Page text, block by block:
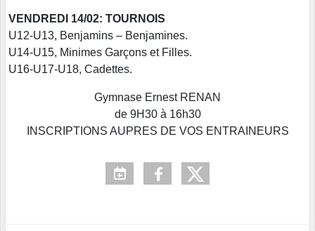
VENDREDI 14/02: TOURNOIS
U12-U13, Benjamins – Benjamines.
U14-U15, Minimes Garçons et Filles.
U16-U17-U18, Cadettes.
Gymnase Ernest RENAN
de 9H30 à 16h30
INSCRIPTIONS AUPRES DE VOS ENTRAINEURS